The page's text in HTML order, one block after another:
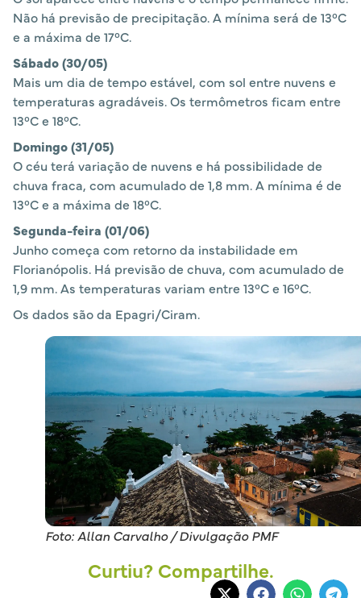
Não há previsão de precipitação. A mínima será de 13°C
e a máxima de 17°C.
Sábado (30/05)
Mais um dia de tempo estável, com sol entre nuvens e
temperaturas agradáveis. Os termômetros ficam entre
13°C e 18°C.
Domingo (31/05)
O céu terá variação de nuvens e há possibilidade de
chuva fraca, com acumulado de 1,8 mm. A mínima é de
13°C e a máxima de 18°C.
Segunda-feira (01/06)
Junho começa com retorno da instabilidade em
Florianópolis. Há previsão de chuva, com acumulado de
1,9 mm. As temperaturas variam entre 13°C e 16°C.
Os dados são da Epagri/Ciram.
Foto: Allan Carvalho / Divulgação PMF
Curtiu? Compartilhe.